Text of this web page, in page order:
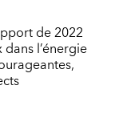
de 2022
l’énergie